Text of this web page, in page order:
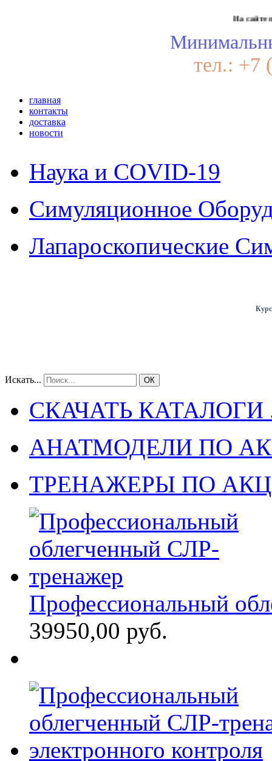
На сайте
тел.: +7
главная
контакты
доставка
новости
Наука и COVID-19
Симуляционное
Лапароскопические
Искать... ОК
СКАЧАТЬ КАТАЛОГИ
АНАТМОДЕЛИ ПО
ТРЕНАЖЕРЫ ПО
Профессиональный
39950,00 руб.